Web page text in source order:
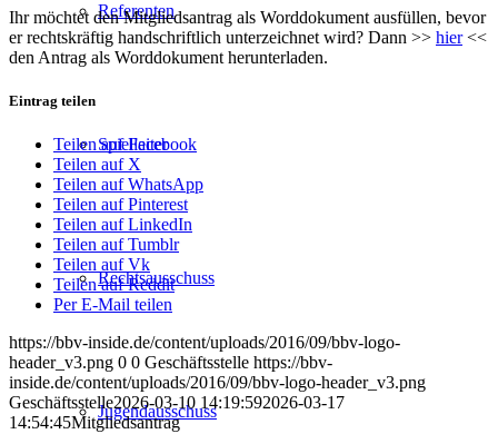
Referenten
Spielleiter
Rechtsausschuss
Jugendausschuss
Ihr möchtet den Mitgliedsantrag als Worddokument ausfüllen, bevor
er rechtskräftig handschriftlich unterzeichnet wird? Dann >> hier<<
den Antrag als Worddokument herunterladen.
Eintrag teilen
Teilen auf Facebook
Teilen auf X
Teilen auf WhatsApp
Teilen auf Pinterest
Teilen auf LinkedIn
Teilen auf Tumblr
Teilen auf Vk
Teilen auf Reddit
Per E-Mail teilen
https://bbv-inside.de/content/uploads/2016/09/bbv-logo-
header_v3.png 0 0 Geschäftsstelle https://bbv-
inside.de/content/uploads/2016/09/bbv-logo-header_v3.png
Geschäftsstelle2026-03-10 14:19:592026-03-17
14:54:45Mitgliedsantrag